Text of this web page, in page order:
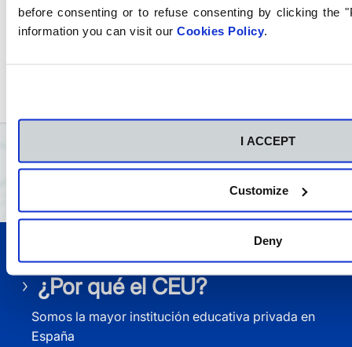
before consenting or to refuse consenting by clicking the
information you can visit our Cookies Policy
I ACCEPT
Customize
Deny
¿Por qué el CEU?
Somos la mayor institución educativa privada en
España